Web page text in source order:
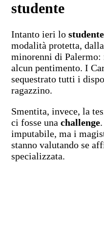
studente
Intanto ieri lo studente
modalità protetta,
minorenni di Palermo:
alcun pentimento. I
sequestrato tutti i
ragazzino.
Smentita, invece, la
ci fosse una challenge
imputabile, ma i
stanno valutando se
specializzata.